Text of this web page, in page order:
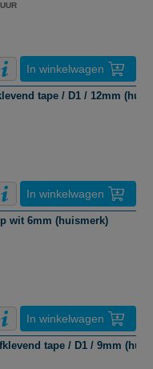
In winkelwagen
tape / D1 / 12mm
In winkelwagen
wit 6mm (huismerk)
In winkelwagen
tape / D1 / 9mm